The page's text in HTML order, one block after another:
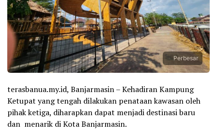
Perbesar
terasbanua.my.id, Banjarmasin – Kehadiran Kampung
Ketupat yang tengah dilakukan penataan kawasan oleh
pihak ketiga, diharapkan dapat menjadi destinasi baru
dan menarik di Kota Banjarmasin.